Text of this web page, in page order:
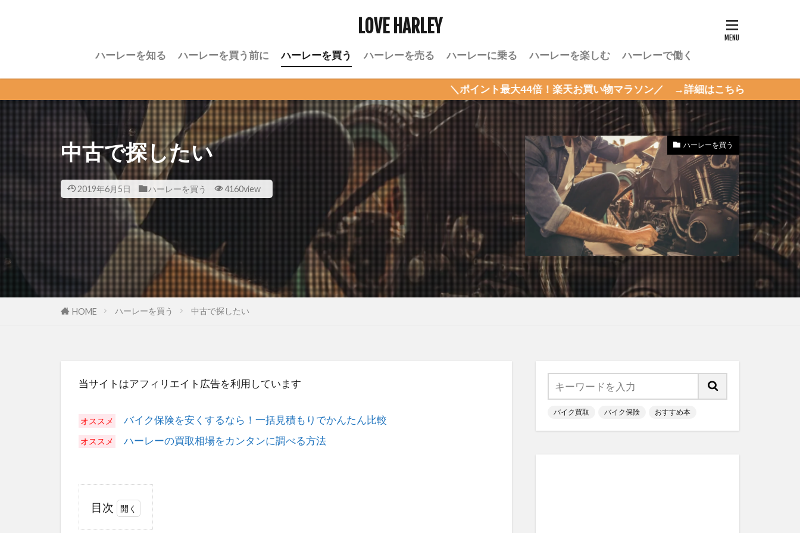
LOVE HARLEY
ハーレーを知る ハーレーを買う前に ハーレーを買う ハーレーを売る ハーレーに乗る ハーレーを楽しむ ハーレーで働く
＼ポイント最大44倍！楽天お買い物マラソン／ →詳細はこちら
中古で探したい
2019年6月5日 ハーレーを買う 4160view
ハーレーを買う
HOME ハーレーを買う 中古で探したい
当サイトはアフィリエイト広告を利用しています
バイク保険を安くするなら！一括見積もりでかんたん比較
ハーレーの買取相場をカンタンに調べる方法
目次
1
バイク買取 バイク保険 おすすめ本